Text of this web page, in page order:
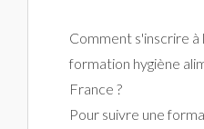
Comment s'inscrire à
formation hygiène
France ?
Pour suivre une